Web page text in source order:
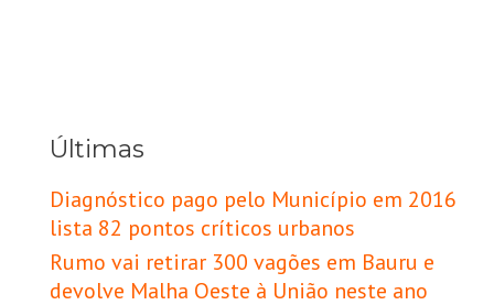
Últimas
Diagnóstico pago pelo Município em 2016
lista 82 pontos críticos urbanos
Rumo vai retirar 300 vagões em Bauru e
devolve Malha Oeste à União neste ano